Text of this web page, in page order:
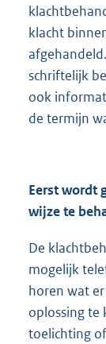
klacht
schriftelijk
ook
de termijn
Eerst wordt
wijze te
De
mogelijk
horen wat
oplossing te
toelichting